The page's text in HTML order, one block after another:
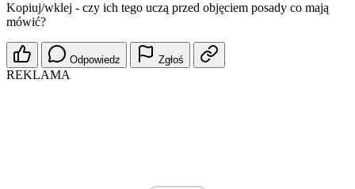
Kopiuj/wklej - czy ich tego uczą przed objęciem posady co mają
mówić?
Odpowiedz Zgłoś
REKLAMA